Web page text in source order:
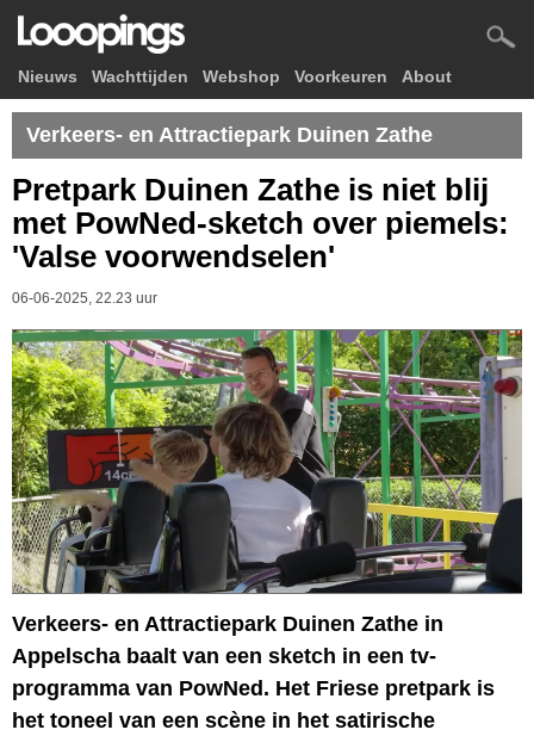
Nieuws Wachttijden Webshop Voorkeuren About
Verkeers- en Attractiepark Duinen Zathe
Pretpark Duinen Zathe is niet blij
met PowNed-sketch over piemels:
'Valse voorwendselen'
06-06-2025, 22.23 uur
Verkeers- en Attractiepark Duinen Zathe in
Appelscha baalt van een sketch in een tv-
programma van PowNed. Het Friese pretpark is
het toneel van een scène in het satirische